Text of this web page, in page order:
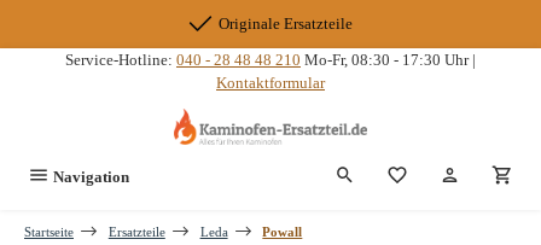
Originale Ersatzteile
Service-Hotline: 040 - 28 48 48 210 Mo-Fr, 08:30 - 17:30 Uhr |
Kontaktformular
Navigation Du hast 0
Startseite Ersatzteile Leda Powall